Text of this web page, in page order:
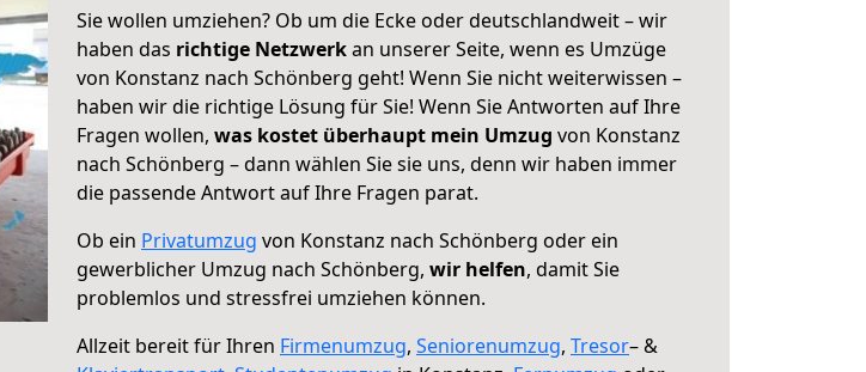
Sie wollen umziehen? Ob um die Ecke oder deutschlandweit – wir
haben das richtige Netzwerkan unserer Seite, wenn es Umzüge
von Konstanz nach Schönberg geht! Wenn Sie nicht weiterwissen –
haben wir die richtige Lösung für Sie! Wenn Sie Antworten auf Ihre
Fragen wollen, was kostet überhaupt mein Umzug von Konstanz
nach Schönberg – dann wählen Sie sie uns, denn wir haben immer
die passende Antwort auf Ihre Fragen parat.
Ob ein Privatumzug von Konstanz nach Schönberg oder ein
gewerblicher Umzug nach Schönberg, wir helfen, damit Sie
problemlos und stressfrei umziehen können.
Allzeit bereit für Ihren Firmenumzug, Seniorenumzug, Tresor– &